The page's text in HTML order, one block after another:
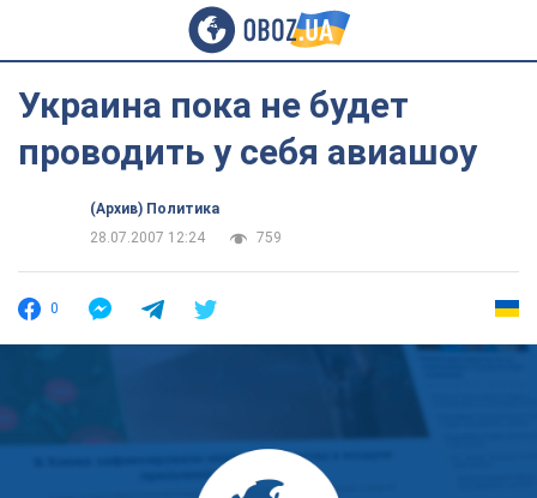
Украина пока не будет
проводить у себя авиашоу
(Архив) Политика
28.07.2007 12:24
759
0